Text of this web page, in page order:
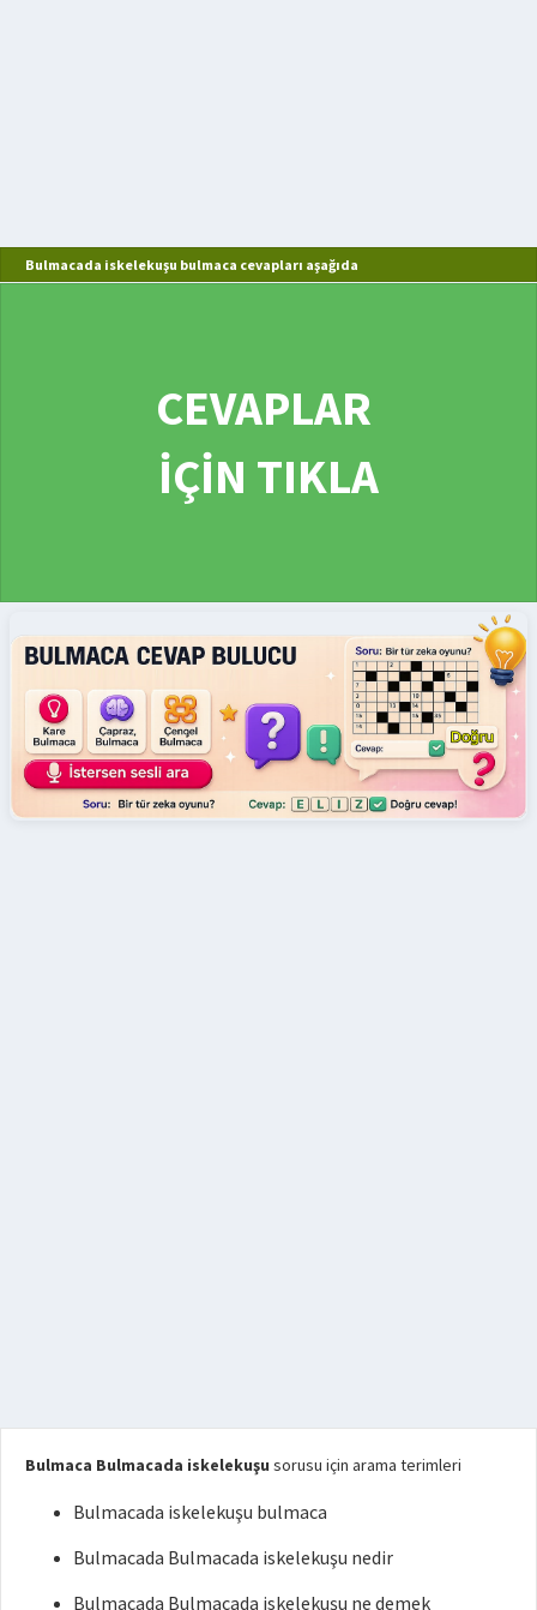
Bulmacada iskelekuşu bulmaca cevapları aşağıda
CEVAPLAR
İÇİN TIKLA
Bulmaca Bulmacada iskelekuşu sorusu için arama terimleri
Bulmacada iskelekuşu bulmaca
Bulmacada Bulmacada iskelekuşu nedir
Bulmacada Bulmacada iskelekuşu ne demek